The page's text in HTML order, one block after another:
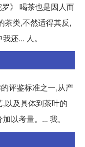
》 喝茶也是因人而
茶类,不然适得其反,
还... 人。
评鉴标准之一,从产
以及具体到茶叶的
以考量。... 我。